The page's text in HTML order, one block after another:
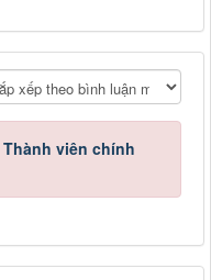
Thành viên chính